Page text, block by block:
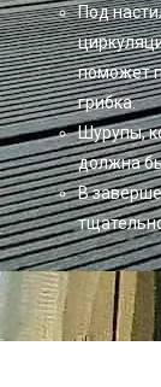
Под
поможет
грибка.
Шурупы,
должна
В